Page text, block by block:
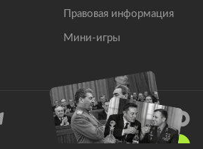
Правовая информация
Мини-игры